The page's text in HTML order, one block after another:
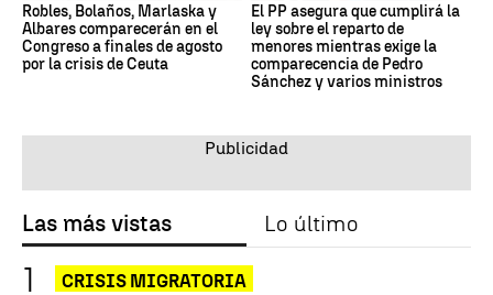
Robles, Bolaños, Marlaska y
Albares comparecerán en el
Congreso a finales de agosto
por la crisis de Ceuta
El PP asegura que cumplirá la
ley sobre el reparto de
menores mientras exige la
comparecencia de Pedro
Sánchez y varios ministros
Las más vistas Lo último
CRISIS MIGRATORIA